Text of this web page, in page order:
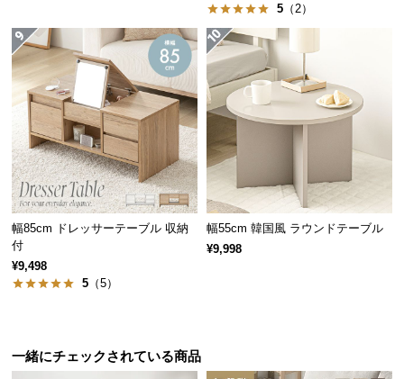
約90cm 約65cm
5 （2）
幅85cm ドレッサーテーブル 収納
付
¥9,498
5 （5）
幅55cm 韓国風 ラウンドテーブル
¥9,998
一緒にチェックされている商品